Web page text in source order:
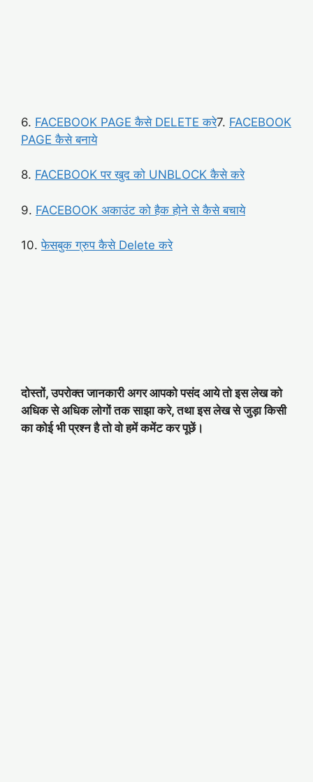
6. FACEBOOK PAGE कैसे DELETE करे7. FACEBOOK
PAGE कैसे बनाये
8. FACEBOOK पर खुद को UNBLOCK कैसे करे
9. FACEBOOK अकाउंट को हैक होने से कैसे बचाये
10.फेसबुक ग्रुप कैसे Delete करे
दोस्तों, उपरोक्त जानकारी अगर आपको पसंद आये तो इस लेख को
अधिक से अधिक लोगों तक साझा करे, तथा इस लेख से जुड़ा किसी
का कोई भी प्रश्न है तो वो हमें कमेंट कर पूछें।